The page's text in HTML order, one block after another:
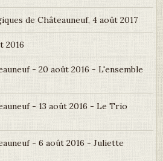
de Châteauneuf, 4 août 2017
2016
- 20 août 2016 - L'ensemble
- 13 août 2016 - Le Trio
- 6 août 2016 - Juliette